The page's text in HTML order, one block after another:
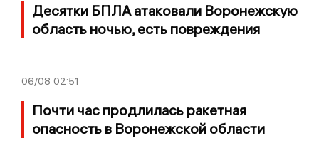
Десятки БПЛА атаковали Воронежскую
область ночью, есть повреждения
06/08 02:51
Почти час продлилась ракетная
опасность в Воронежской области